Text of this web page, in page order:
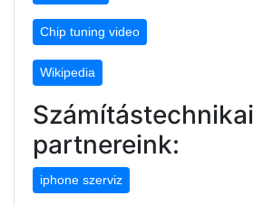
Chip tuning video
Wikipedia
Számítástechnikai
partnereink:
iphone szerviz